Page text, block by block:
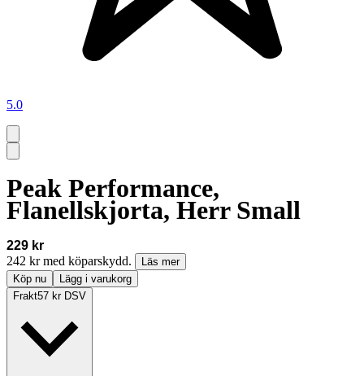
5.0
Peak Performance,
Flanellskjorta, Herr Small
229 kr
242 kr med köparskydd.
Läs mer
Köp nu
Lägg i varukorg
Frakt57 kr DSV